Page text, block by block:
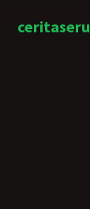
ceritaseru